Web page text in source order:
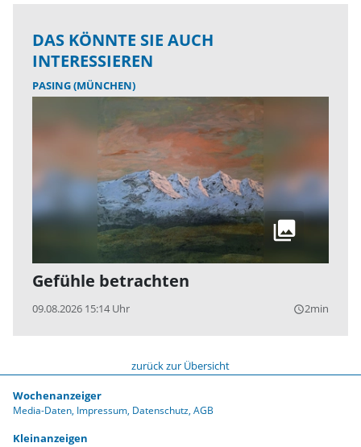
DAS KÖNNTE SIE AUCH
INTERESSIEREN
PASING (MÜNCHEN)
Gefühle betrachten
09.08.2026 15:14 Uhr query_builder2min
zurück zur Übersicht
Wochenanzeiger
Media-Daten Impressum Datenschutz AGB
Kleinanzeigen